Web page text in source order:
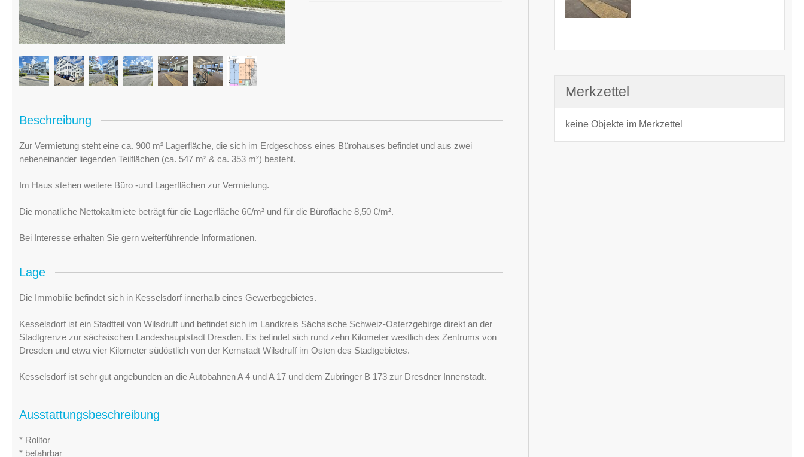
Beschreibung
Zur Vermietung steht eine ca. 900 m² Lagerfläche, die sich im Erdgeschoss eines Bürohauses befindet und aus zwei
nebeneinander liegenden Teilflächen (ca. 547 m² & ca. 353 m²) besteht.
Im Haus stehen weitere Büro -und Lagerflächen zur Vermietung.
Die monatliche Nettokaltmiete beträgt für die Lagerfläche 6€/m² und für die Bürofläche 8,50 €/m².
Bei Interesse erhalten Sie gern weiterführende Informationen.
Lage
Die Immobilie befindet sich in Kesselsdorf innerhalb eines Gewerbegebietes.
Kesselsdorf ist ein Stadtteil von Wilsdruff und befindet sich im Landkreis Sächsische Schweiz-Osterzgebirge direkt an der
Stadtgrenze zur sächsischen Landeshauptstadt Dresden. Es befindet sich rund zehn Kilometer westlich des Zentrums von
Dresden und etwa vier Kilometer südöstlich von der Kernstadt Wilsdruff im Osten des Stadtgebietes.
Kesselsdorf ist sehr gut angebunden an die Autobahnen A 4 und A 17 und dem Zubringer B 173 zur Dresdner Innenstadt.
Ausstattungsbeschreibung
* Rolltor
* befahrbar
Merkzettel
keine Objekte im Merkzettel